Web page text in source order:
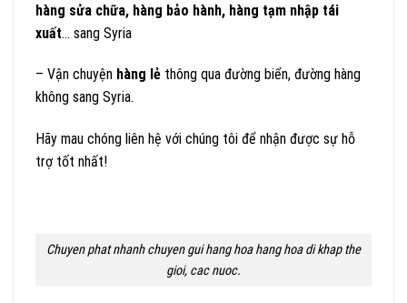
hàng sửa chữa, hàng bảo hành, hàng tạm nhập tái
xuất… sang Syria
– Vận chuyện hàng lẻ thông qua đường biển, đường hàng
không sang Syria.
Hãy mau chóng liên hệ với chúng tôi để nhận được sự hỗ
trợ tốt nhất!
Chuyen phat nhanh chuyen gui hang hoa hang hoa di khap the
gioi, cac nuoc.